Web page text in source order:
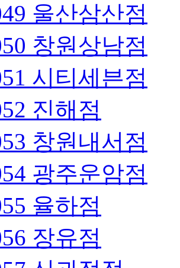
울산삼산점
창원상남점
시티세븐점
진해점
창원내서점
광주운암점
율하점
장유점